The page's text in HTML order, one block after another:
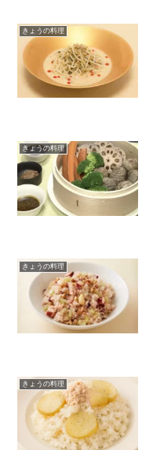
きょうの料理
きょうの料理
きょうの料理
きょうの料理